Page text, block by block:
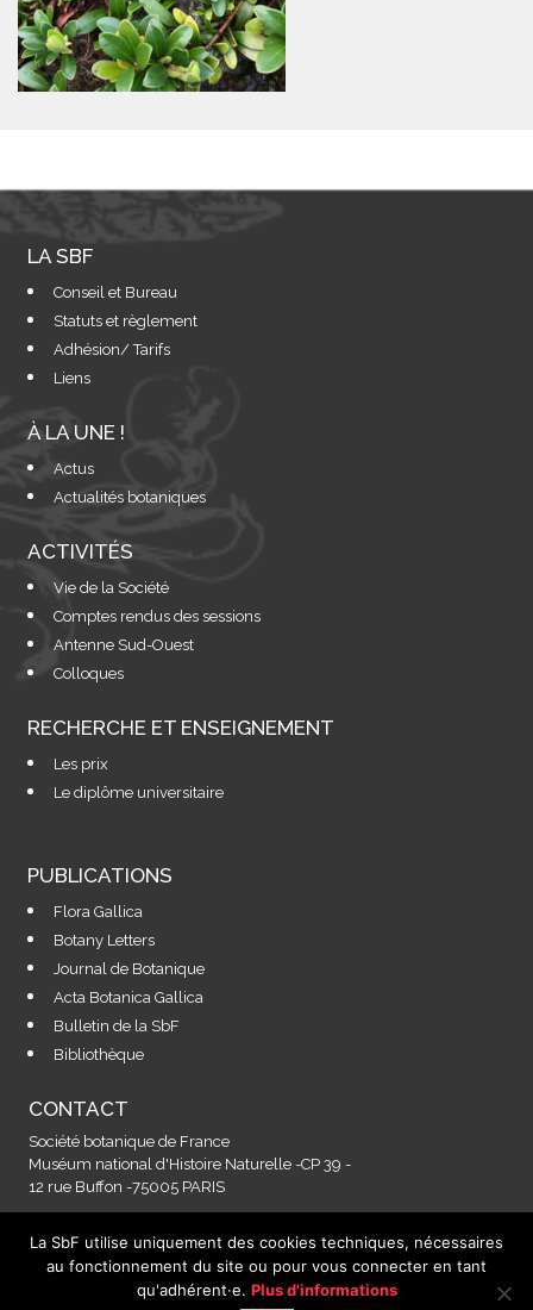
LA SBF
Conseil et Bureau
Statuts et règlement
Adhésion/ Tarifs
Liens
À LA UNE !
Actus
Actualités botaniques
ACTIVITÉS
Vie de la Société
Comptes rendus des sessions
Antenne Sud-Ouest
Colloques
RECHERCHE ET ENSEIGNEMENT
Les prix
Le diplôme universitaire
PUBLICATIONS
Flora Gallica
Botany Letters
Journal de Botanique
Acta Botanica Gallica
Bulletin de la SbF
Bibliothèque
CONTACT
Société botanique de France
Muséum national d'Histoire Naturelle -CP 39 -
12 rue Buffon -75005 PARIS
Contactez-nous à l'adresse :
secretariat@societebotaniquedefrance.fr
La SbF utilise uniquement des cookies techniques, nécessaires
au fonctionnement du site ou pour vous connecter en tant
qu'adhérent·e. Plus d'informations